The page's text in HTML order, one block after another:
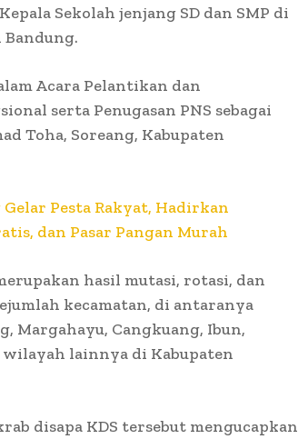
Sekolah jenjang SD dan SMP di
Acara Pelantikan dan
serta Penugasan PNS sebagai
Toha, Soreang, Kabupaten
Pesta Rakyat, Hadirkan
dan Pasar Pangan Murah
hasil mutasi, rotasi, dan
kecamatan, di antaranya
Margahayu, Cangkuang, Ibun,
wilayah lainnya di Kabupaten
disapa KDS tersebut mengucapkan